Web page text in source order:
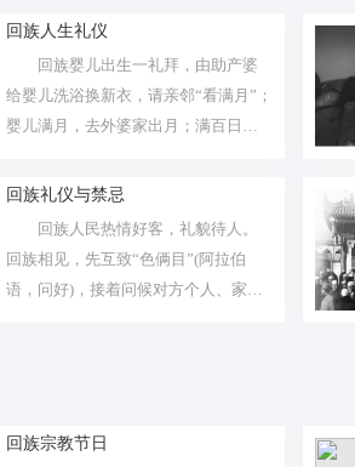
回族人生礼仪
回族婴儿出生一礼拜，由助产婆
给婴儿洗浴换新衣，请亲邻“看满月”；
婴儿满月，去外婆家出月；满百日
回族礼仪与禁忌
回族人民热情好客，礼貌待人。
回族相见，先互致“色俩目”(阿拉伯
语，问好)，接着问候对方个人、家庭
回族宗教节日